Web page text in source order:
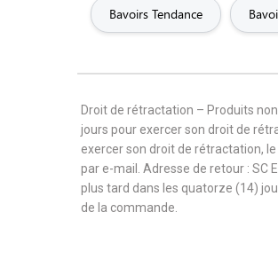
Bavoirs Tendance
Droit de rétractation – Produits
jours pour exercer son droit de
exercer son droit de rétractation,
par e-mail. Adresse de retour : SC
plus tard dans les quatorze (14)
de la commande.